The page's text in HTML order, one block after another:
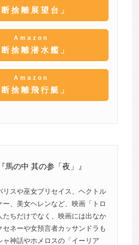
断捨離展望台」
Amazon
断捨離潜水艦」
Amazon
断捨離飛行艇」
馬の中 其の参「夜」』
リスや巫女ブリセイス、ヘクトル
ー、美女ヘレンなど、映画「トロ
たちだけでなく、映画には出なか
セネーや女預言者カッサンドラも
ャ神話やホメロスの「イーリア